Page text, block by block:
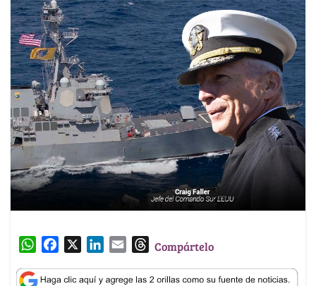
W
a
c
n
a
T
r
Compártelo